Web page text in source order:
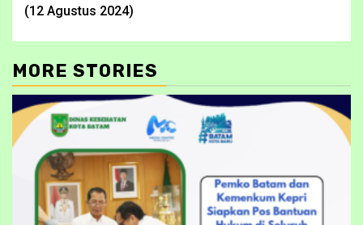
(12 Agustus 2024)
MORE STORIES